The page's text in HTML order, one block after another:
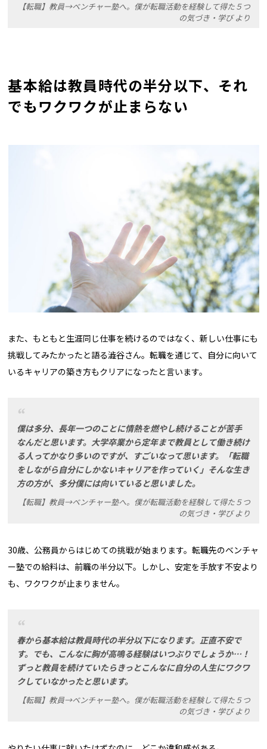
【転職】教員→ベンチャー塾へ。僕が転職活動を経験して得た５つ
の気づき・学び より
基本給は教員時代の半分以下、それ
でもワクワクが止まらない
また、もともと生涯同じ仕事を続けるのではなく、新しい仕事にも
挑戦してみたかったと語る澁谷さん。転職を通じて、自分に向いて
いるキャリアの築き方もクリアになったと言います。
僕は多分、長年一つのことに情熱を燃やし続けることが苦手
なんだと思います。大学卒業から定年まで教員として働き続け
る人ってかなり多いのですが、すごいなって思います。「転職
をしながら自分にしかないキャリアを作っていく」そんな生き
方の方が、多分僕には向いていると思いました。
【転職】教員→ベンチャー塾へ。僕が転職活動を経験して得た５つ
の気づき・学び より
30歳、公務員からはじめての挑戦が始まります。転職先のベンチャ
ー塾での給料は、前職の半分以下。しかし、安定を手放す不安より
も、ワクワクが止まりません。
春から基本給は教員時代の半分以下になります。正直不安で
す。でも、こんなに胸が高鳴る経験はいつぶりでしょうか…！
ずっと教員を続けていたらきっとこんなに自分の人生にワクワ
クしていなかったと思います。
【転職】教員→ベンチャー塾へ。僕が転職活動を経験して得た５つ
の気づき・学び より